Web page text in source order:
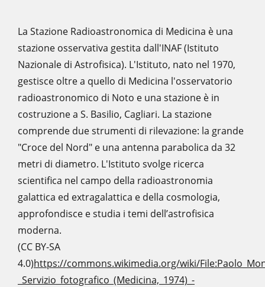
La Stazione Radioastronomica di Medicina è una
stazione osservativa gestita dall'INAF (Istituto
Nazionale di Astrofisica). L'Istituto, nato nel 1970,
gestisce oltre a quello di Medicina l'osservatorio
radioastronomico di Noto e una stazione è in
costruzione a S. Basilio, Cagliari. La stazione
comprende due strumenti di rilevazione: la grande
"Croce del Nord" e una antenna parabolica da 32
metri di diametro. L'Istituto svolge ricerca
scientifica nel campo della radioastronomia
galattica ed extragalattica e della cosmologia,
approfondisce e studia i temi dell’astrofisica
moderna.
(CC BY-SA
4.0)https://commons.wikimedia.org/wiki/
_Servizio_fotografico_(Medicina,_1974)_-